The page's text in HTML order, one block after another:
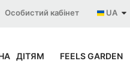
UA
Особистий кабінет
ДІТЯМ FEELS GARDEN